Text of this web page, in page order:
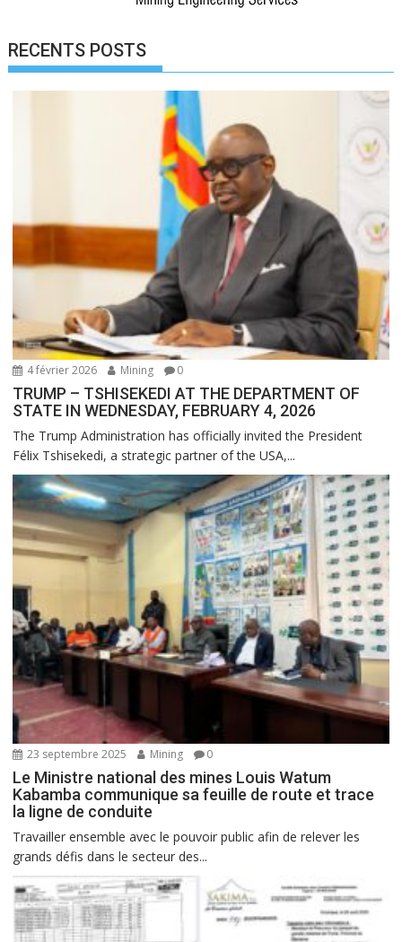
RECENTS POSTS
4 février 2026 Mining 0
TRUMP – TSHISEKEDI AT THE DEPARTMENT OF
STATE IN WEDNESDAY, FEBRUARY 4, 2026
The Trump Administration has officially invited the President
Félix Tshisekedi, a strategic partner of the USA,...
23 septembre 2025 Mining 0
Le Ministre national des mines Louis Watum
Kabamba communique sa feuille de route et trace
la ligne de conduite
Travailler ensemble avec le pouvoir public afin de relever les
grands défis dans le secteur des...